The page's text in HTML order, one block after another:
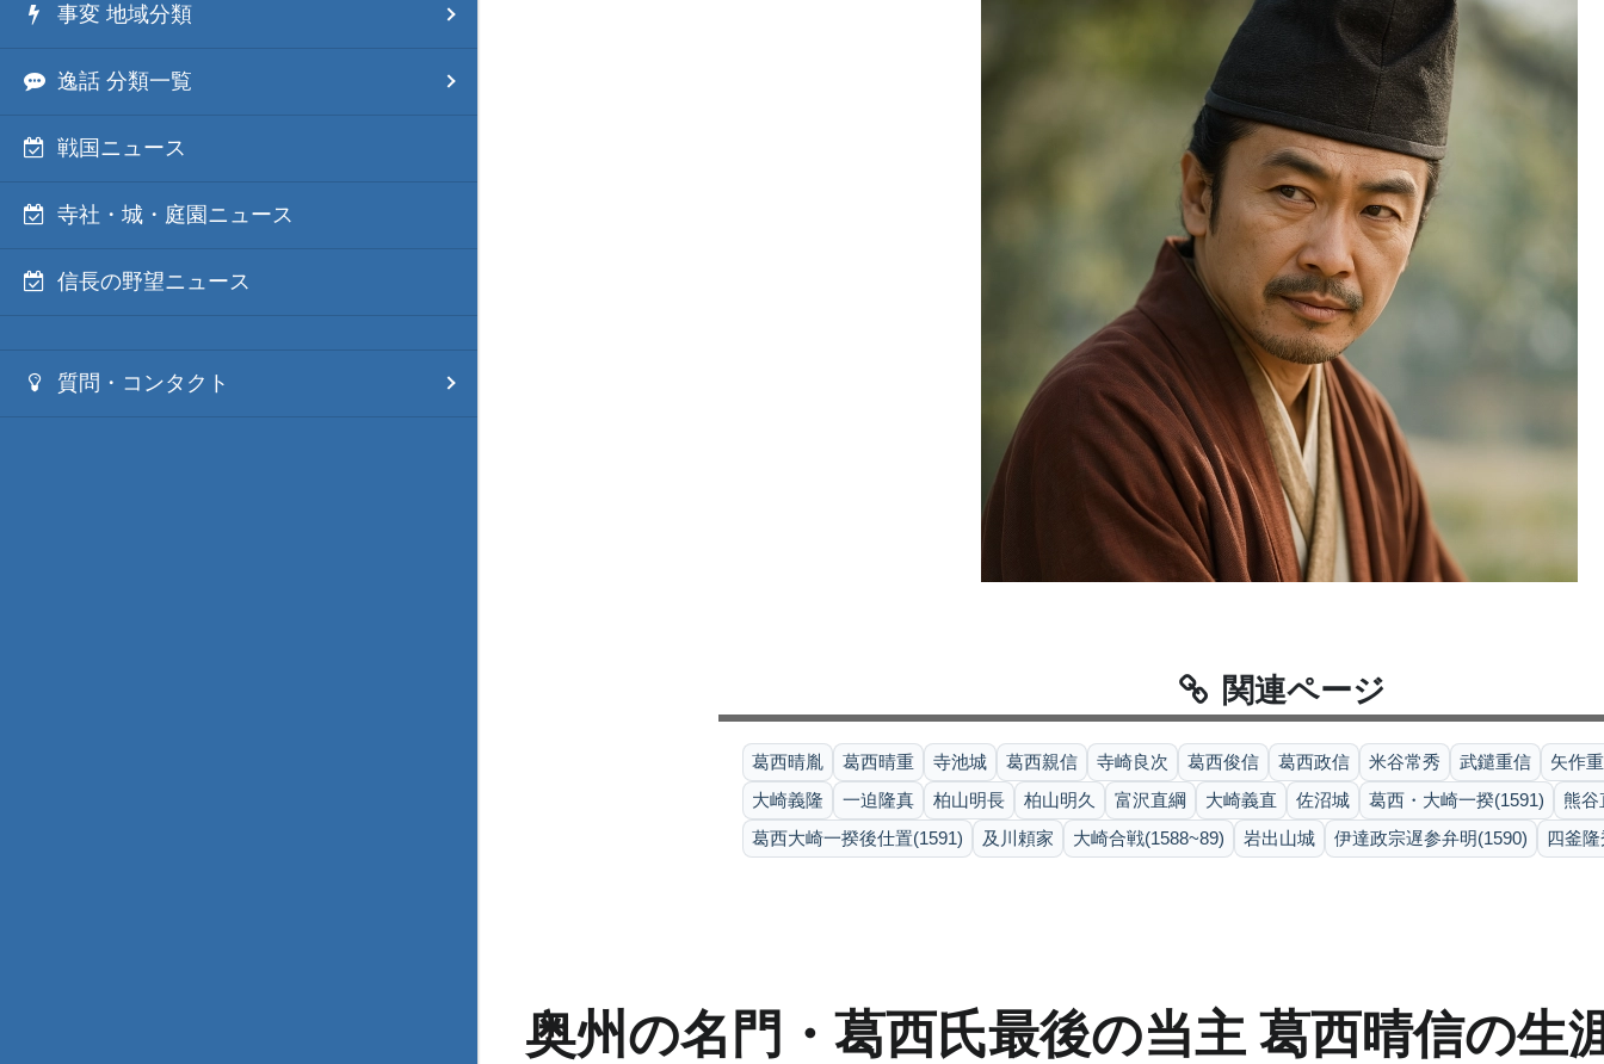
事変 地域分類
逸話 分類一覧
戦国ニュース
寺社・城・庭園ニュース
信長の野望ニュース
質問・コンタクト
関連ページ
葛西晴胤 葛西晴重 寺池城 葛西親信 寺崎良次 葛西俊信 葛西政信 米谷常秀 武鑓重信
矢作
大崎義隆
一迫隆真 柏山明長 柏山明久 富沢直綱 大崎義直 佐沼城 葛西・大崎一揆(1591)
熊谷
葛西大崎一揆後仕置(1591)
及川頼家 大崎合戦(1588~89) 岩出山城 伊達政宗遅参弁明(1590) 四釜隆
奥州の名門・葛西氏最後の当主 葛西晴信の生